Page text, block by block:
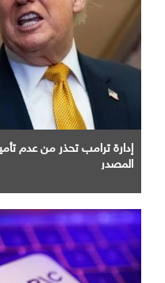
إدارة ترامب تحذر من عدم
المصدر